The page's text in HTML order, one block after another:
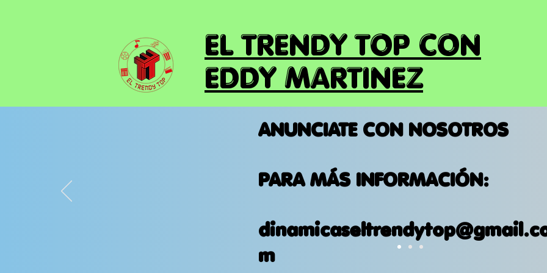
EL TRENDY TOP CON
EDDY MARTINEZ
ANUNCIATE CON NOSOTROS
PARA MÁS INFORMACIÓN:
m